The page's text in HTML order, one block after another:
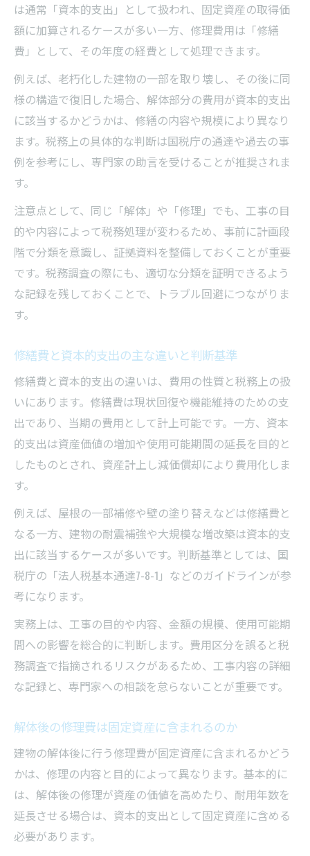
は通常「資本的支出」として扱われ、固定資産の取得価
額に加算されるケースが多い一方、修理費用は「修繕
費」として、その年度の経費として処理できます。
例えば、老朽化した建物の一部を取り壊し、その後に同
様の構造で復旧した場合、解体部分の費用が資本的支出
に該当するかどうかは、修繕の内容や規模により異なり
ます。税務上の具体的な判断は国税庁の通達や過去の事
例を参考にし、専門家の助言を受けることが推奨されま
す。
注意点として、同じ「解体」や「修理」でも、工事の目
的や内容によって税務処理が変わるため、事前に計画段
階で分類を意識し、証拠資料を整備しておくことが重要
です。税務調査の際にも、適切な分類を証明できるよう
な記録を残しておくことで、トラブル回避につながりま
す。
修繕費と資本的支出の主な違いと判断基準
修繕費と資本的支出の違いは、費用の性質と税務上の扱
いにあります。修繕費は現状回復や機能維持のための支
出であり、当期の費用として計上可能です。一方、資本
的支出は資産価値の増加や使用可能期間の延長を目的と
したものとされ、資産計上し減価償却により費用化しま
す。
例えば、屋根の一部補修や壁の塗り替えなどは修繕費と
なる一方、建物の耐震補強や大規模な増改築は資本的支
出に該当するケースが多いです。判断基準としては、国
税庁の「法人税基本通達7-8-1」などのガイドラインが参
考になります。
実務上は、工事の目的や内容、金額の規模、使用可能期
間への影響を総合的に判断します。費用区分を誤ると税
務調査で指摘されるリスクがあるため、工事内容の詳細
な記録と、専門家への相談を怠らないことが重要です。
解体後の修理費は固定資産に含まれるのか
建物の解体後に行う修理費が固定資産に含まれるかどう
かは、修理の内容と目的によって異なります。基本的に
は、解体後の修理が資産の価値を高めたり、耐用年数を
延長させる場合は、資本的支出として固定資産に含める
必要があります。